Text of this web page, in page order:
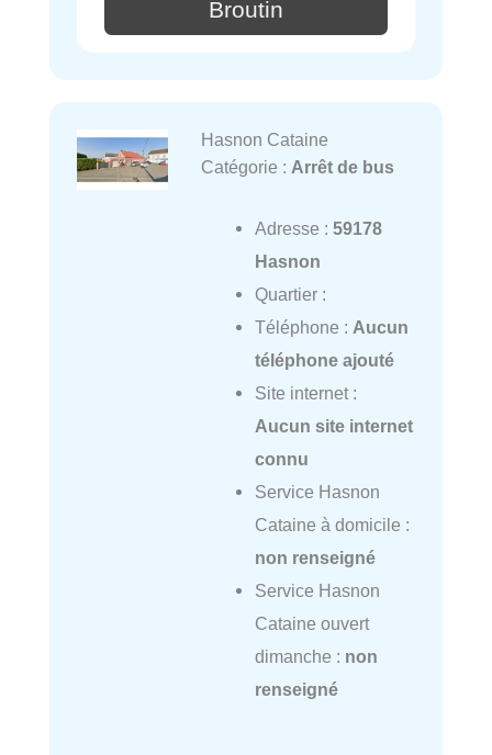
Broutin
Hasnon Cataine
Catégorie : Arrêt de bus
Adresse : 59178
Hasnon
Quartier :
Téléphone : Aucun
téléphone ajouté
Site internet :
Aucun site internet
connu
Service Hasnon
Cataine à domicile :
non renseigné
Service Hasnon
Cataine ouvert
dimanche : non
renseigné